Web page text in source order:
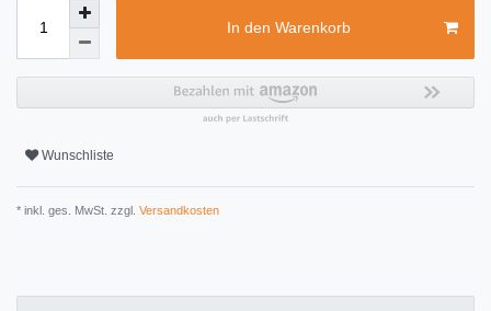
In den Warenkorb
Wunschliste
* inkl. ges. MwSt. zzgl. Versandkosten